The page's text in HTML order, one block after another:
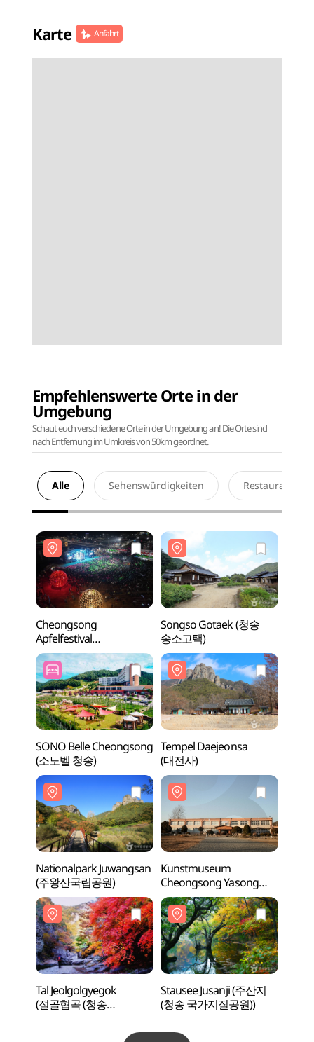
Karte Anfahrt
Empfehlenswerte Orte in der
Umgebung
Schaut euch verschiedene Orte in der Umgebung an! Die Orte sind
nach Entfernung im Umkreis von 50km geordnet.
Alle Sehenswürdigkeiten Restaurants
Cheongsong
Apfelfestival
(청송사과축제)
Songso Gotaek (청송
송소고택)
SONO Belle Cheongsong
(소노벨 청송)
Tempel Daejeonsa
(대전사)
Nationalpark Juwangsan
(주왕산국립공원)
Kunstmuseum
Cheongsong Yasong
(군립 청송야송미술관)
Tal Jeolgolgyegok
(절골협곡 (청송
Stausee Jusanji (주산지
(청송 국가지질공원))